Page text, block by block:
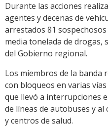
Durante las acciones
agentes y decenas de
arrestados 81
media tonelada de drogas,
del Gobierno regional.
Los miembros de la banda
con bloqueos en varias
que llevó a interrupciones
de líneas de autobuses y al
y centros de salud.